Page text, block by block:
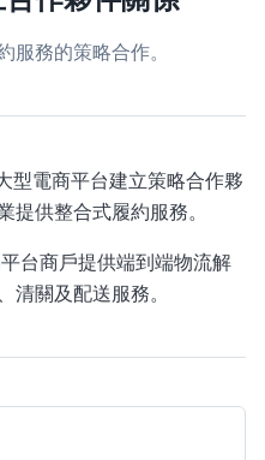
服務的策略合作。
電商平台建立策略合作夥
提供整合式履約服務。
台商戶提供端到端物流解
清關及配送服務。